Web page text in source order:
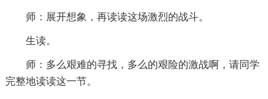
师：展开想象，再读读这场激烈的战斗。
生读。
师：多么艰难的寻找，多么的艰险的激战啊，请同学
完整地读读这一节。